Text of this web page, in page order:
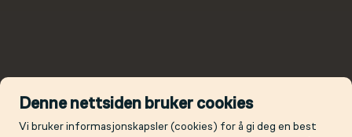
Denne nettsiden bruker cookies
Vi bruker informasjonskapsler (cookies) for å gi deg en best